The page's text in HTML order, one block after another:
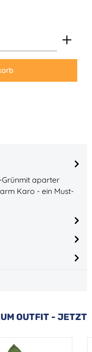
Wert ein
aparter
Karo - ein Must-
OUTFIT - JETZT